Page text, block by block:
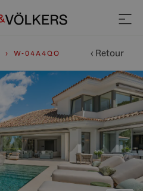
W-04A4QO ‹ Retour